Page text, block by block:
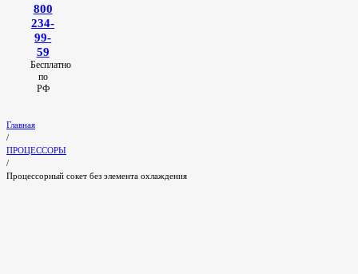
800
234-
99-
59
Бесплатно
по
РФ
Главная
/
ПРОЦЕССОРЫ
/
Процессорный сокет без элемента охлаждения